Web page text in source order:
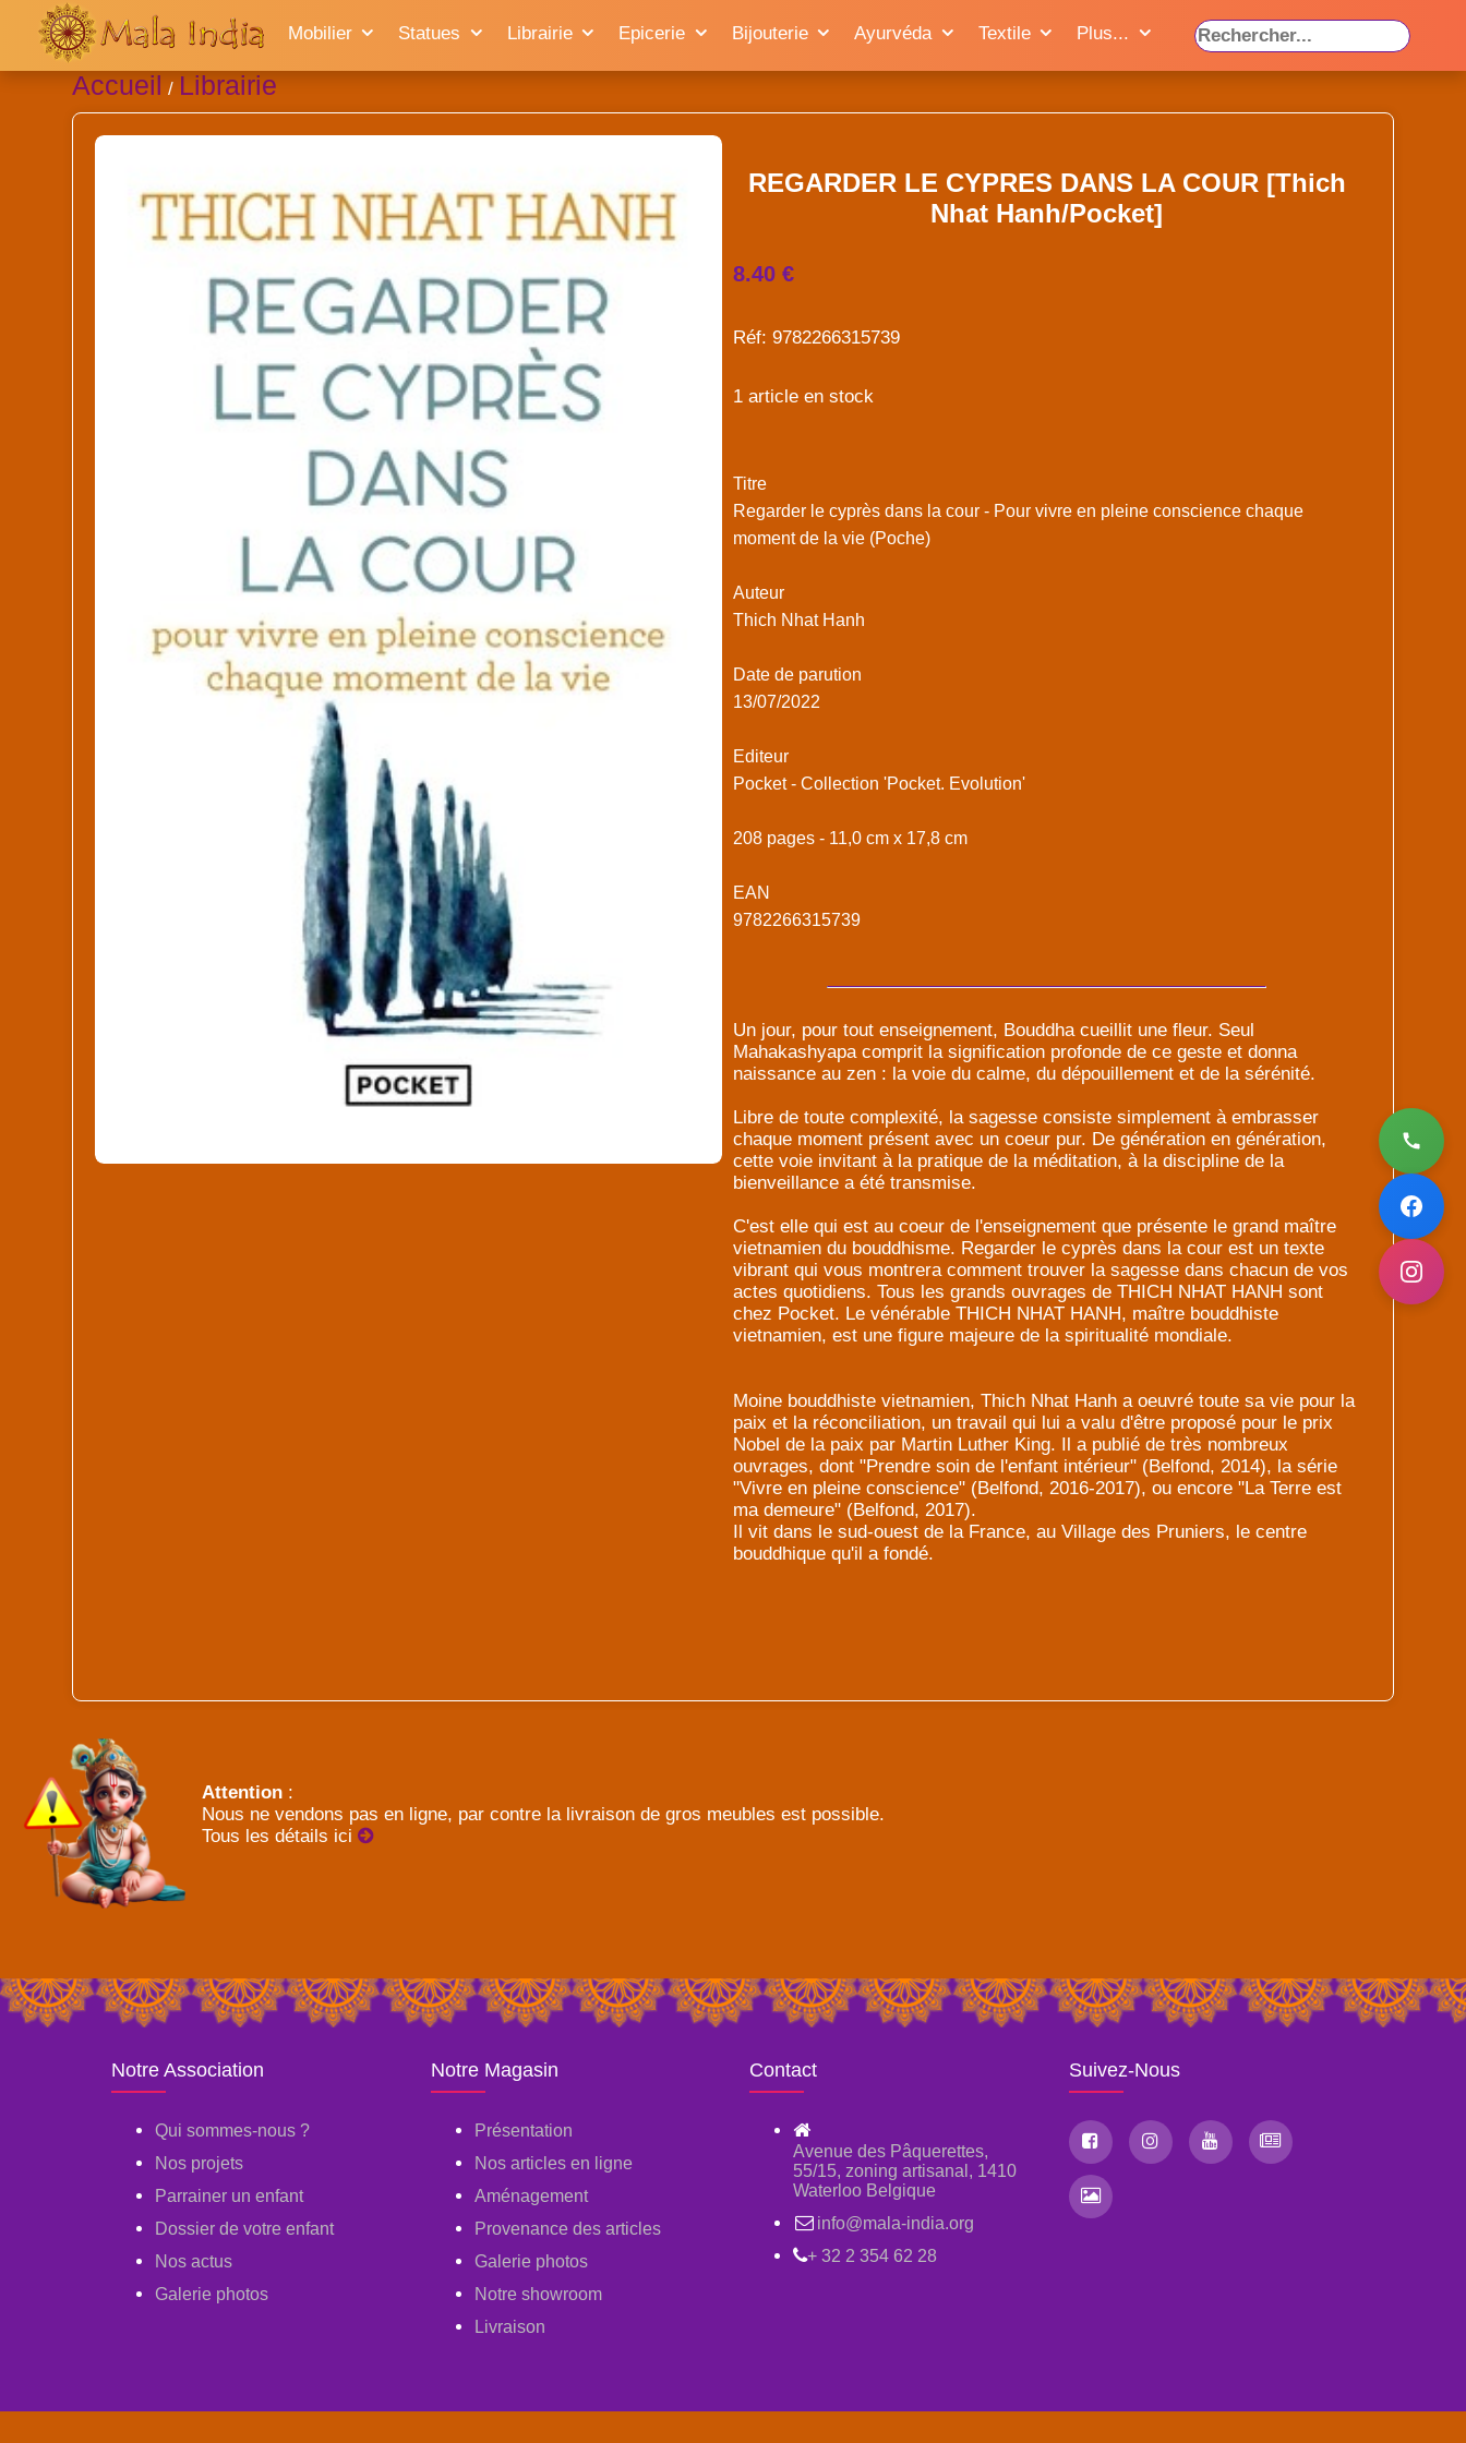
Mobilier Statues Librairie Epicerie Bijouterie Ayurvéda Textile Plus...
Accueil / Librairie
REGARDER LE CYPRES DANS LA COUR [Thich
Nhat Hanh/Pocket]
8.40 €
Réf: 9782266315739
1 article en stock
Titre
Regarder le cyprès dans la cour - Pour vivre en pleine conscience chaque
moment de la vie (Poche)
Auteur
Thich Nhat Hanh
Date de parution
13/07/2022
Editeur
Pocket - Collection 'Pocket. Evolution'
208 pages - 11,0 cm x 17,8 cm
EAN
9782266315739
Un jour, pour tout enseignement, Bouddha cueillit une fleur. Seul
Mahakashyapa comprit la signification profonde de ce geste et donna
naissance au zen : la voie du calme, du dépouillement et de la sérénité.
Libre de toute complexité, la sagesse consiste simplement à embrasser
chaque moment présent avec un coeur pur. De génération en génération,
cette voie invitant à la pratique de la méditation, à la discipline de la
bienveillance a été transmise.
C'est elle qui est au coeur de l'enseignement que présente le grand maître
vietnamien du bouddhisme. Regarder le cyprès dans la cour est un texte
vibrant qui vous montrera comment trouver la sagesse dans chacun de vos
actes quotidiens. Tous les grands ouvrages de THICH NHAT HANH sont
chez Pocket. Le vénérable THICH NHAT HANH, maître bouddhiste
vietnamien, est une figure majeure de la spiritualité mondiale.
Moine bouddhiste vietnamien, Thich Nhat Hanh a oeuvré toute sa vie pour la
paix et la réconciliation, un travail qui lui a valu d'être proposé pour le prix
Nobel de la paix par Martin Luther King. Il a publié de très nombreux
ouvrages, dont "Prendre soin de l'enfant intérieur" (Belfond, 2014), la série
"Vivre en pleine conscience" (Belfond, 2016-2017), ou encore "La Terre est
ma demeure" (Belfond, 2017).
Il vit dans le sud-ouest de la France, au Village des Pruniers, le centre
bouddhique qu'il a fondé.
Attention :
Nous ne vendons pas en ligne, par contre la livraison de gros meubles est possible.
Tous les détails ici
Notre Association
Qui sommes-nous ?
Nos projets
Parrainer un enfant
Dossier de votre enfant
Nos actus
Galerie photos
Notre Magasin
Présentation
Nos articles en ligne
Aménagement
Provenance des articles
Galerie photos
Notre showroom
Livraison
Contact
Avenue des Pâquerettes,
55/15, zoning artisanal, 1410
Waterloo Belgique
info@mala-india.org
+ 32 2 354 62 28
Suivez-Nous